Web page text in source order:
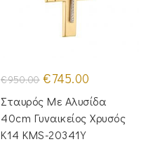
€950.00 Original
price
was:
€950.00.
€745.00
τιμή
είναι:
€745.00.
Σταυρός Με Αλυσίδα
40cm Γυναικείος Χρυσός
Κ14 KMS-20341Y